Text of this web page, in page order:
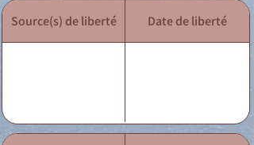
Source(s) de liberté Date de liberté